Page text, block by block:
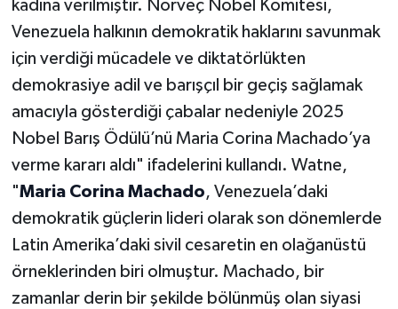
kadına verilmiştir. Norveç Nobel Komitesi,
Venezuela halkının demokratik haklarını savunmak
için verdiği mücadele ve diktatörlükten
demokrasiye adil ve barışçıl bir geçiş sağlamak
amacıyla gösterdiği çabalar nedeniyle 2025
Nobel Barış Ödülü’nü Maria Corina Machado’ya
verme kararı aldı" ifadelerini kullandı. Watne,
"Maria Corina Machado, Venezuela’daki
demokratik güçlerin lideri olarak son dönemlerde
Latin Amerika’daki sivil cesaretin en olağanüstü
örneklerinden biri olmuştur. Machado, bir
zamanlar derin bir şekilde bölünmüş olan siyasi